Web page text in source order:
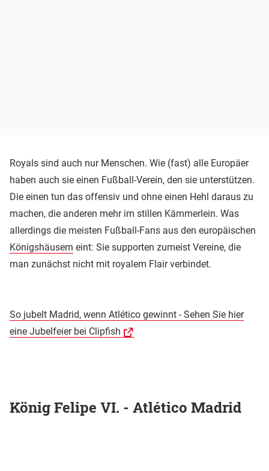
Royals sind auch nur Menschen. Wie (fast) alle Europäer
haben auch sie einen Fußball-Verein, den sie unterstützen.
Die einen tun das offensiv und ohne einen Hehl daraus zu
machen, die anderen mehr im stillen Kämmerlein. Was
allerdings die meisten Fußball-Fans aus den europäischen
Königshäusern eint: Sie supporten zumeist Vereine, die
man zunächst nicht mit royalem Flair verbindet.
So jubelt Madrid, wenn Atlético gewinnt - Sehen Sie hier
eine Jubelfeier bei Clipfish
König Felipe VI. - Atlético Madrid